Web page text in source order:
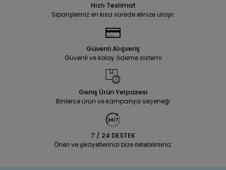
Hızlı Teslimat
Siparişleriniz en kısa sürede elinize ulaşır.
Güvenli Alışveriş
Güvenli ve kolay ödeme sistemi
Geniş Ürün Yelpazesi
Binlerce ürün ve kampanya seçeneği
7 / 24 DESTEK
Öneri ve şikayetlerinizi bize iletebilirsiniz.